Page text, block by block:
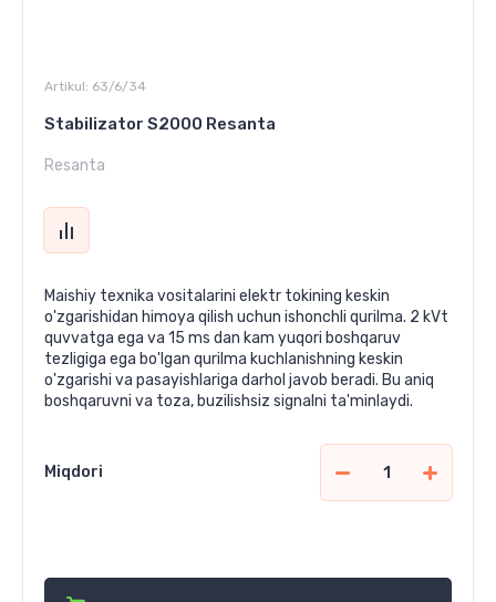
Artikul: 63/6/34
Stabilizator S2000 Resanta
Resanta
Maishiy texnika vositalarini elektr tokining keskin
o'zgarishidan himoya qilish uchun ishonchli qurilma. 2 kVt
quvvatga ega va 15 ms dan kam yuqori boshqaruv
tezligiga ega bo'lgan qurilma kuchlanishning keskin
o'zgarishi va pasayishlariga darhol javob beradi. Bu aniq
boshqaruvni va toza, buzilishsiz signalni ta'minlaydi.
Miqdori